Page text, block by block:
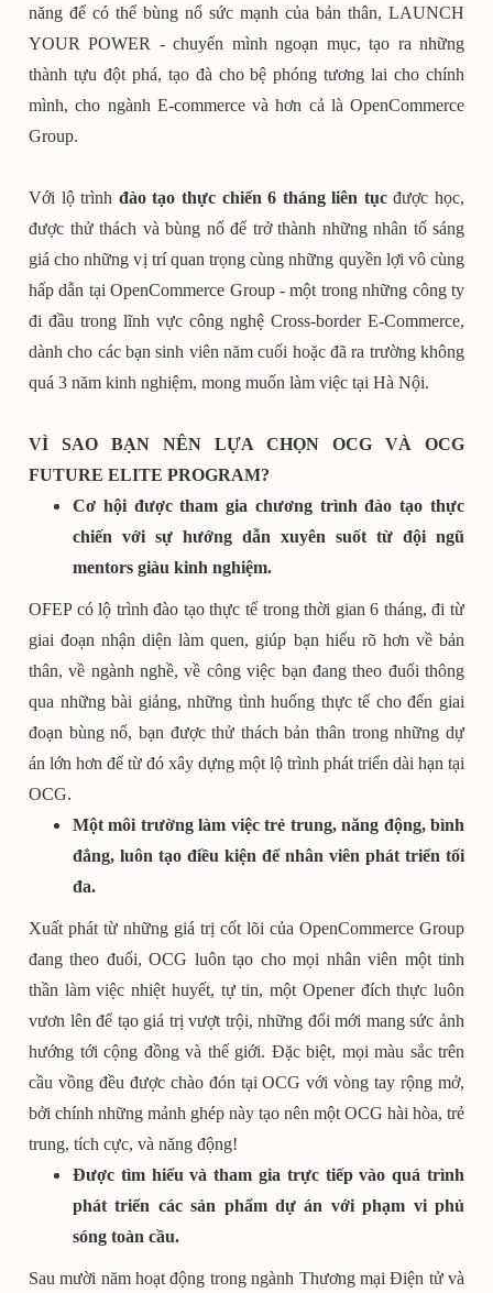
năng để có thể bùng nổ sức mạnh của bản thân, LAUNCH
YOUR POWER - chuyển mình ngoạn mục, tạo ra những
thành tựu đột phá, tạo đà cho bệ phóng tương lai cho chính
mình, cho ngành E-commerce và hơn cả là OpenCommerce
Group.
Với lộ trình đào tạo thực chiến 6 tháng liên tụcđược học,
được thử thách và bùng nổ để trở thành những nhân tố sáng
giá cho những vị trí quan trọng cùng những quyền lợi vô cùng
hấp dẫn tại OpenCommerce Group - một trong những công ty
đi đầu trong lĩnh vực công nghệ Cross-border E-Commerce,
dành cho các bạn sinh viên năm cuối hoặc đã ra trường không
quá 3 năm kinh nghiệm, mong muốn làm việc tại Hà Nội.
VÌ SAO BẠN NÊN LỰA CHỌN OCG VÀ OCG
FUTURE ELITE PROGRAM?
Cơ hội được tham gia chương trình đào tạo thực
chiến với sự hướng dẫn xuyên suốt từ đội ngũ
mentors giàu kinh nghiệm.
OFEP có lộ trình đào tạo thực tế trong thời gian 6 tháng, đi từ
giai đoạn nhận diện làm quen, giúp bạn hiểu rõ hơn về bản
thân, về ngành nghề, về công việc bạn đang theo đuổi thông
qua những bài giảng, những tình huống thực tế cho đến giai
đoạn bùng nổ, bạn được thử thách bản thân trong những dự
án lớn hơn để từ đó xây dựng một lộ trình phát triển dài hạn tại
OCG.
Một môi trường làm việc trẻ trung, năng động, bình
đẳng, luôn tạo điều kiện để nhân viên phát triển tối
đa.
Xuất phát từ những giá trị cốt lõi của OpenCommerce Group
đang theo đuổi, OCG luôn tạo cho mọi nhân viên một tinh
thần làm việc nhiệt huyết, tự tin, một Opener đích thực luôn
vươn lên để tạo giá trị vượt trội, những đổi mới mang sức ảnh
hướng tới cộng đồng và thế giới. Đặc biệt, mọi màu sắc trên
cầu vồng đều được chào đón tại OCG với vòng tay rộng mở,
bởi chính những mảnh ghép này tạo nên một OCG hài hòa, trẻ
trung, tích cực, và năng động!
Được tìm hiểu và tham gia trực tiếp vào quá trình
phát triển các sản phẩm dự án với phạm vi phủ
sóng toàn cầu.
Sau mười năm hoạt động trong ngành Thương mại Điện tử và